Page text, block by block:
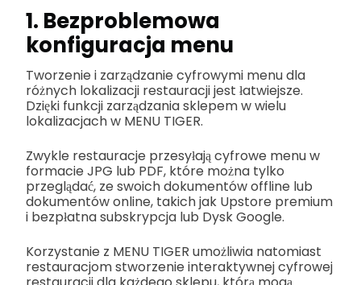
1. Bezproblemowa
konfiguracja menu
Tworzenie i zarządzanie cyfrowymi menu dla
różnych lokalizacji restauracji jest łatwiejsze.
Dzięki funkcji zarządzania sklepem w wielu
lokalizacjach w MENU TIGER.
Zwykle restauracje przesyłają cyfrowe menu w
formacie JPG lub PDF, które można tylko
przeglądać, ze swoich dokumentów offline lub
dokumentów online, takich jak Upstore premium
i bezpłatna subskrypcja lub Dysk Google.
Korzystanie z MENU TIGER umożliwia natomiast
restauracjom stworzenie interaktywnej cyfrowej